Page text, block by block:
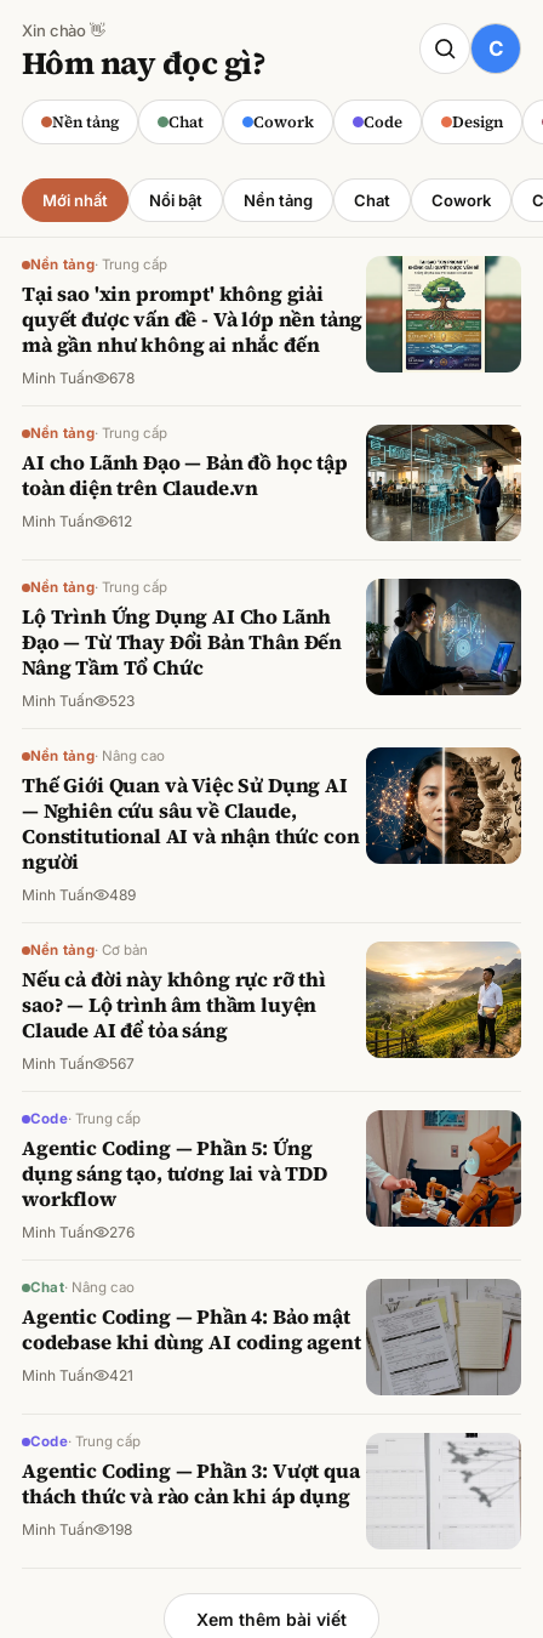
Xin chào 👋
Hôm nay đọc gì?
Nền tảng Chat Cowork Code Design
CODE
Claude cho Sales: Dự báo doanh số
chính xác
Minh Tuấn ·800 lượt xem
Mới nhất Nổi bật Nền tảng Chat Cowork
Nền tảng· Trung cấp
Tại sao 'xin prompt' không giải
quyết được vấn đề - Và lớp nền tảng
mà gần như không ai nhắc đến
Minh Tuấn 678
Nền tảng· Trung cấp
AI cho Lãnh Đạo — Bản đồ học tập
toàn diện trên Claude.vn
Minh Tuấn 612
Nền tảng· Trung cấp
Lộ Trình Ứng Dụng AI Cho Lãnh
Đạo — Từ Thay Đổi Bản Thân Đến
Nâng Tầm Tổ Chức
Minh Tuấn 523
Nền tảng· Nâng cao
Thế Giới Quan và Việc Sử Dụng AI
— Nghiên cứu sâu về Claude,
Constitutional AI và nhận thức con
người
Minh Tuấn 489
Nền tảng· Cơ bản
Nếu cả đời này không rực rỡ thì
sao? — Lộ trình âm thầm luyện
Claude AI để tỏa sáng
Minh Tuấn 567
Code· Trung cấp
Agentic Coding — Phần 5: Ứng
dụng sáng tạo, tương lai và TDD
workflow
Minh Tuấn 276
Chat· Nâng cao
Agentic Coding — Phần 4: Bảo mật
codebase khi dùng AI coding agent
Minh Tuấn 421
Code· Trung cấp
Agentic Coding — Phần 3: Vượt qua
thách thức và rào cản khi áp dụng
Minh Tuấn 198
Xem thêm bài viết